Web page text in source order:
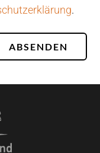
.
ABSENDEN